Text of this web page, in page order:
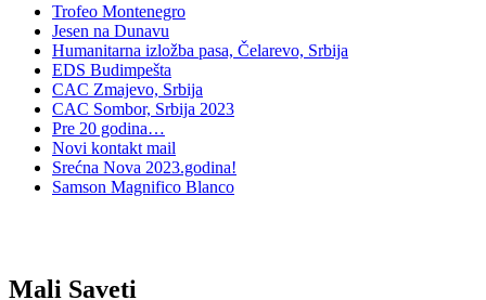
Trofeo Montenegro
Jesen na Dunavu
Humanitarna izložba pasa, Čelarevo, Srbija
EDS Budimpešta
CAC Zmajevo, Srbija
CAC Sombor, Srbija 2023
Pre 20 godina…
Novi kontakt mail
Srećna Nova 2023.godina!
Samson Magnifico Blanco
Mali Saveti